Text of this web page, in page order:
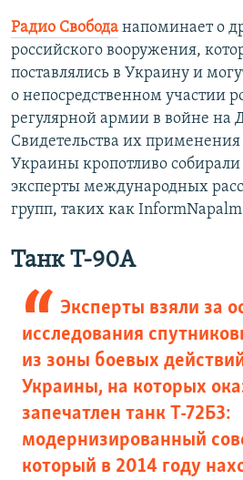
Радио Свобода напоминает о
российского вооружения,
поставлялись в Украину и
о непосредственном участии
регулярной армии в войне на
Свидетельства их применения
Украины кропотливо
эксперты международных
групп, таких как
Танк Т-90А
Эксперты взяли за
исследования
из зоны боевых
Украины, на которых
запечатлен танк Т-72Б3:
модернизированный
который в 2014 году